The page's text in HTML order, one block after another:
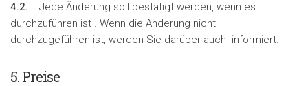
4.2. Jede Änderung soll bestätigt werden, wenn es
durchzuführen ist . Wenn die Änderung nicht
durchzugeführen ist, werden Sie darüber auch informiert.
5. Preise